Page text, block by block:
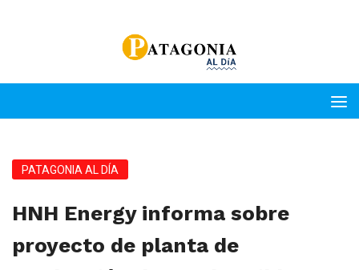
PATAGONIA AL DÍA
HNH Energy informa sobre
proyecto de planta de